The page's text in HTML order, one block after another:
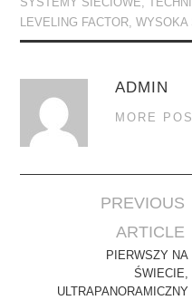
SYSTEMY SIECIOWE,
LEVELING FACTOR,WYSOKA
ADMIN
MORE
navigation
PREVIOUS
ARTICLE
PIERWSZY NA
ŚWIECIE,
ULTRAPANORAMICZNY